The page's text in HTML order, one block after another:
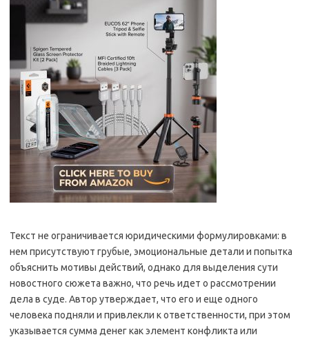
Текст не ограничивается юридическими формулировками: в
нем присутствуют грубые, эмоциональные детали и попытка
объяснить мотивы действий, однако для выделения сути
новостного сюжета важно, что речь идет о рассмотрении
дела в суде. Автор утверждает, что его и еще одного
человека подняли и привлекли к ответственности, при этом
указывается сумма денег как элемент конфликта или